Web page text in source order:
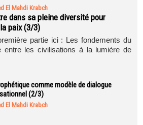
El Mahdi Krabch
dans sa pleine diversité pour
paix (3/3)
partie ici : Les fondements du
entre les civilisations à la lumière de
comme modèle de dialogue
(2/3)
El Mahdi Krabch